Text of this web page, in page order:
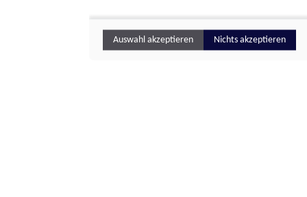
Auswahl akzeptieren Nichts akzeptieren